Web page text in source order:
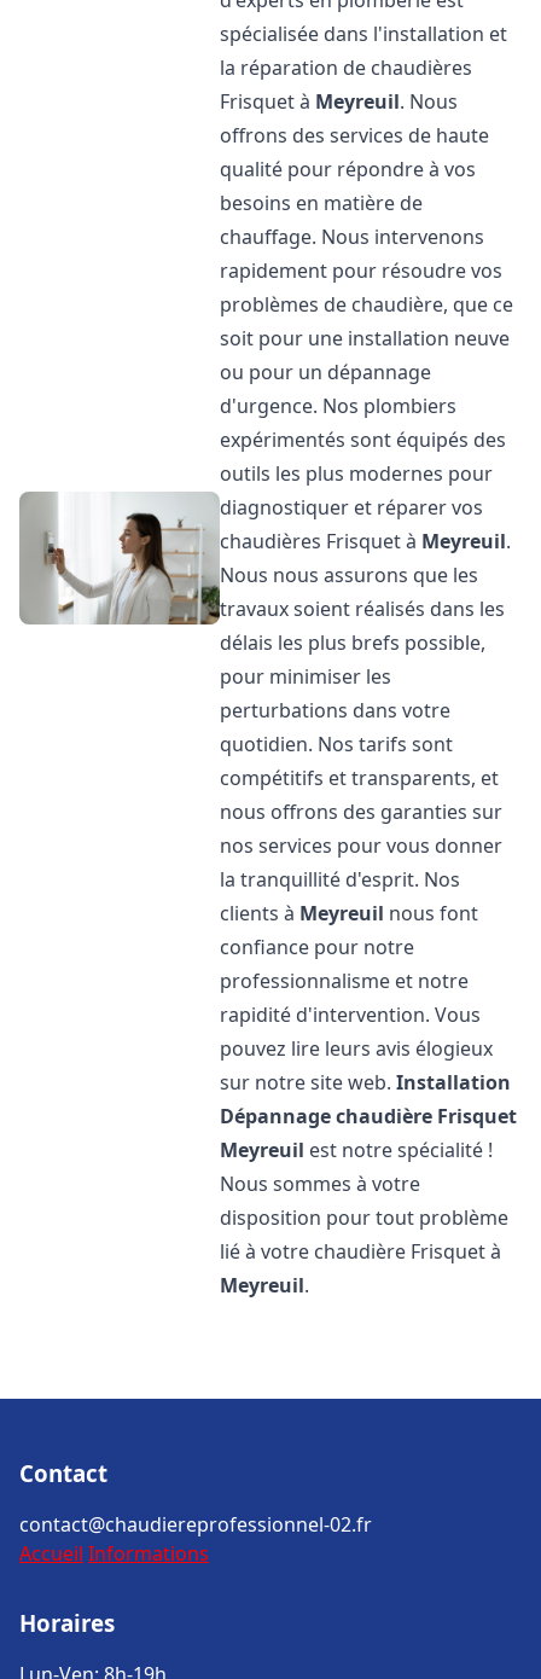
spécialisée dans l'installation et
la réparation de chaudières
Frisquet à Meyreuil. Nous
offrons des services de haute
qualité pour répondre à vos
besoins en matière de
chauffage. Nous intervenons
rapidement pour résoudre vos
problèmes de chaudière, que ce
soit pour une installation neuve
ou pour un dépannage
d'urgence. Nos plombiers
expérimentés sont équipés des
outils les plus modernes pour
diagnostiquer et réparer vos
chaudières Frisquet à Meyreuil.
Nous nous assurons que les
travaux soient réalisés dans les
délais les plus brefs possible,
pour minimiser les
perturbations dans votre
quotidien. Nos tarifs sont
compétitifs et transparents, et
nous offrons des garanties sur
nos services pour vous donner
la tranquillité d'esprit. Nos
clients à Meyreuil nous font
confiance pour notre
professionnalisme et notre
rapidité d'intervention. Vous
pouvez lire leurs avis élogieux
sur notre site web.Installation
Dépannage chaudière Frisquet
Meyreuil est notre spécialité !
Nous sommes à votre
disposition pour tout problème
lié à votre chaudière Frisquet à
Meyreuil.
Contact
contact@chaudiereprofessionnel-02.fr
Accueil Informations
Horaires